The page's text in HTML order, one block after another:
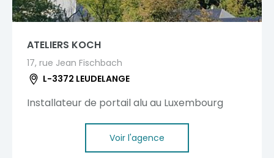
ATELIERS KOCH
17, rue Jean Fischbach
L-3372 LEUDELANGE
Installateur de portail alu au Luxembourg
Voir l'agence